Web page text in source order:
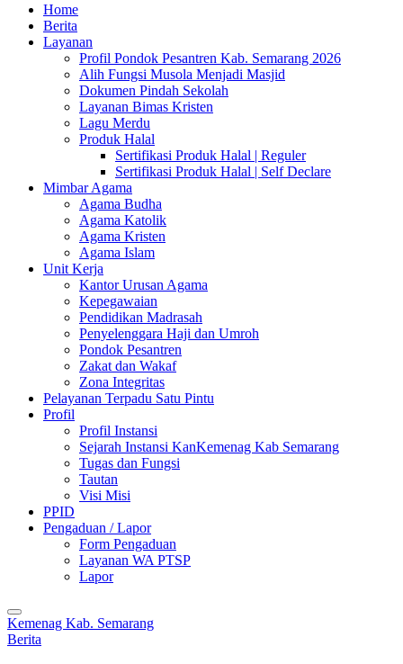
Home
Berita
Layanan
Profil Pondok Pesantren Kab. Semarang 2026
Alih Fungsi Musola Menjadi Masjid
Dokumen Pindah Sekolah
Layanan Bimas Kristen
Lagu Merdu
Produk Halal
Sertifikasi Produk Halal | Reguler
Sertifikasi Produk Halal | Self Declare
Mimbar Agama
Agama Budha
Agama Katolik
Agama Kristen
Agama Islam
Unit Kerja
Kantor Urusan Agama
Kepegawaian
Pendidikan Madrasah
Penyelenggara Haji dan Umroh
Pondok Pesantren
Zakat dan Wakaf
Zona Integritas
Pelayanan Terpadu Satu Pintu
Profil
Profil Instansi
Sejarah Instansi KanKemenag Kab Semarang
Tugas dan Fungsi
Tautan
Visi Misi
PPID
Pengaduan / Lapor
Form Pengaduan
Layanan WA PTSP
Lapor
Kemenag Kab. Semarang
Berita